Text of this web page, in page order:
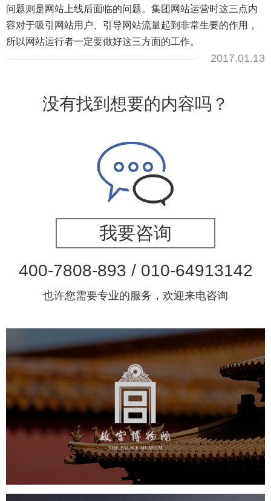
问题则是网站上线后面临的问题。集团网站运营时这三点内
容对于吸引网站用户、引导网站流量起到非常生要的作用，
所以网站运行者一定要做好这三方面的工作。
2017.01.13
没有找到想要的内容吗？
我要咨询
400-7808-893 / 010-64913142
也许您需要专业的服务，欢迎来电咨询
故宫博物院
文化艺术 博物馆 智慧博物馆
博物馆网站建设
景区网站建设
文创商城 万能专题 网站代运营